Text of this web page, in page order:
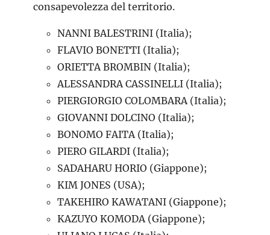
consapevolezza del territorio.
NANNI BALESTRINI (Italia);
FLAVIO BONETTI (Italia);
ORIETTA BROMBIN (Italia);
ALESSANDRA CASSINELLI (Italia);
PIERGIORGIO COLOMBARA (Italia);
GIOVANNI DOLCINO (Italia);
BONOMO FAITA (Italia);
PIERO GILARDI (Italia);
SADAHARU HORIO (Giappone);
KIM JONES (USA);
TAKEHIRO KAWATANI (Giappone);
KAZUYO KOMODA (Giappone);